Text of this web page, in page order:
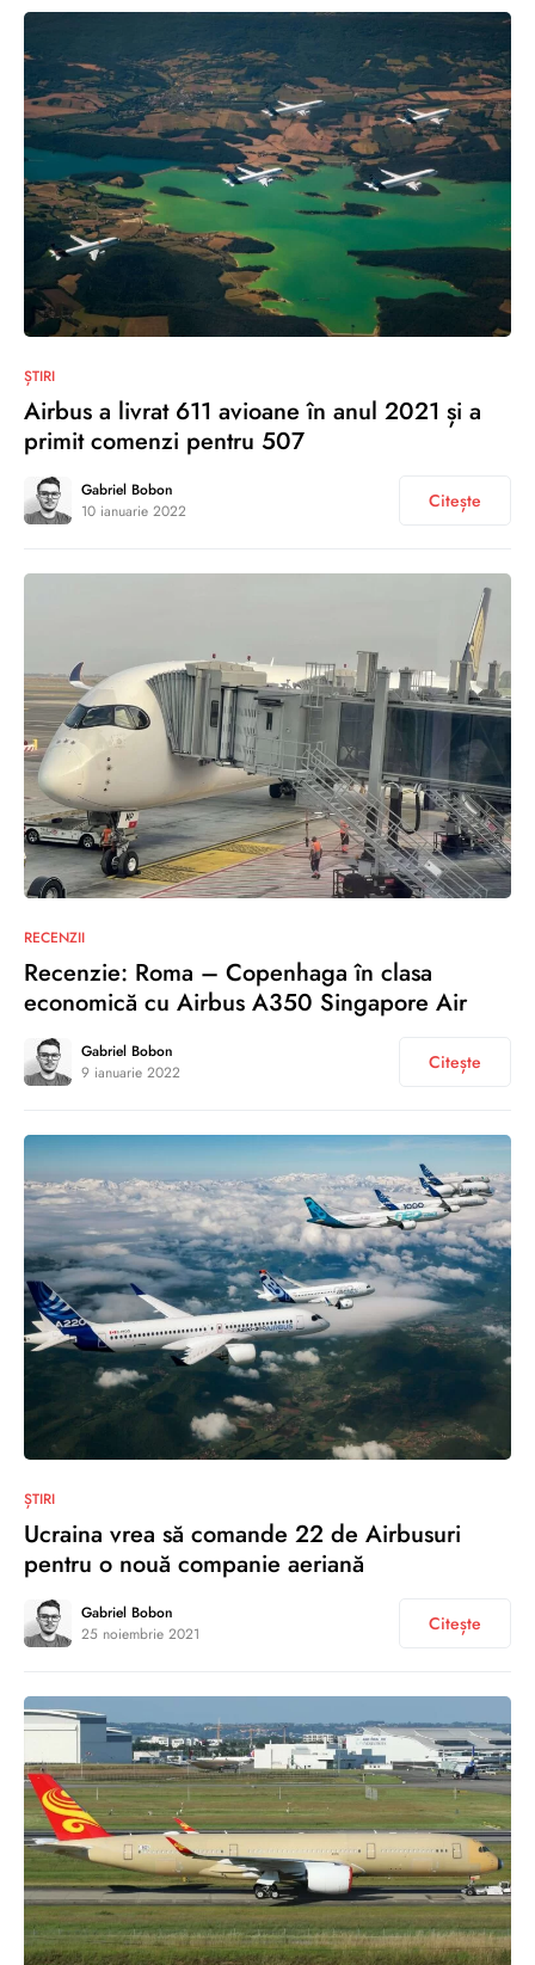
ȘTIRI
Airbus a livrat 611 avioane în anul 2021 și a
primit comenzi pentru 507
Gabriel Bobon
10 ianuarie 2022
Citește
RECENZII
Recenzie: Roma – Copenhaga în clasa
economică cu Airbus A350 Singapore Air
Gabriel Bobon
9 ianuarie 2022
Citește
ȘTIRI
Ucraina vrea să comande 22 de Airbusuri
pentru o nouă companie aeriană
Gabriel Bobon
25 noiembrie 2021
Citește